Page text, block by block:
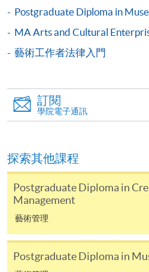
Pay) 、「支付寶」(Online
報讀新課程
SF26報名表，親往
費以及所需證明文件呈交
[下載報名表SF26
申請學歷頒授及專業課程
表可向報名中心或有關課
表格後，請連同報名費/學
Postgraduate Diploma in
MA Arts and Cultural
藝術工作者法律入門
訂閱
學院電子通訊
探索其他課程
Postgraduate Diploma in
Management
藝術管理
Postgraduate Diploma in